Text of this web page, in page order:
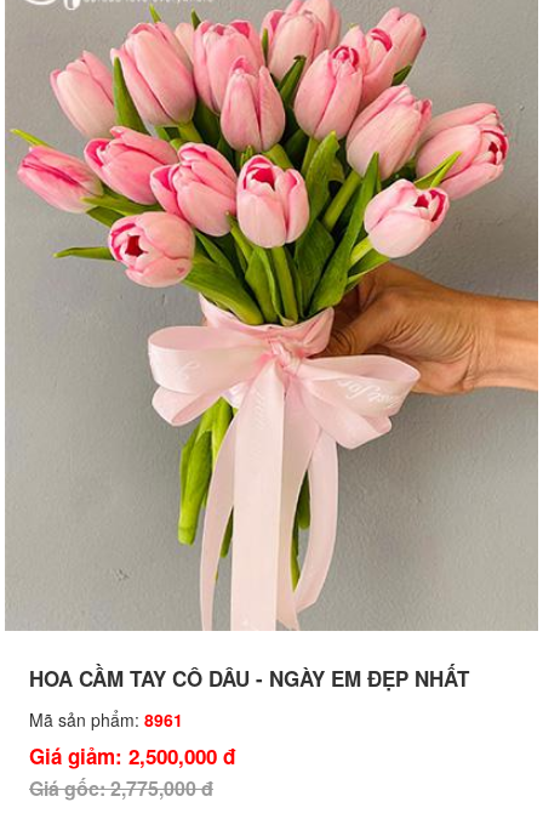
HOA CẦM TAY CÔ DÂU - NGÀY EM ĐẸP NHẤT
Mã sản phẩm: 8961
Giá giảm: 2,500,000 đ
Giá gốc: 2,775,000 đ